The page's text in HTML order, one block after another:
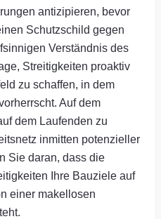
antizipieren, bevor
Schutzschild gegen
Verständnis des
Streitigkeiten proaktiv
zu schaffen, in dem
Auf dem
dem Laufenden zu
inmitten potenzieller
Sie daran, dass die
Ihre Bauziele auf
einer makellosen